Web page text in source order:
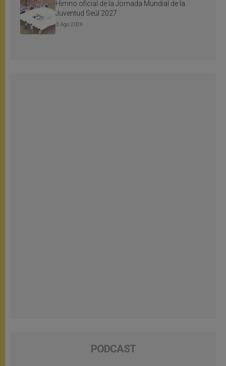
Himno oficial de la Jornada Mundial de la
Juventud Seúl 2027
3 Ago 2026
PODCAST